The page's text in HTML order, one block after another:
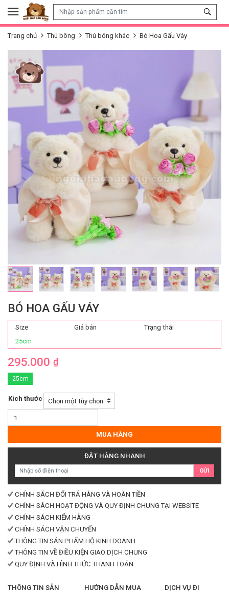
Skip to content
Trang chủ Thú bông Thú bông khác Bó Hoa Gấu Váy
BÓ HOA GẤU VÁY
Size Giá bán
Trạng thái
25cm
295.000 ₫
25cm
Kích thước
Bó
Hoa
Váy
lượng
MUA HÀNG
ĐẶT HÀNG NHANH
GỬI
CHÍNH SÁCH ĐỔI TRẢ HÀNG VÀ HOÀN TIỀN
CHÍNH SÁCH HOẠT ĐỘNG VÀ QUY ĐỊNH CHUNG TẠI WEBSITE
CHÍNH SÁCH KIỂM HÀNG
CHÍNH SÁCH VẬN CHUYỂN
THÔNG TIN SẢN PHẨM HỘ KINH DOANH
THÔNG TIN VỀ ĐIỀU KIỆN GIAO DỊCH CHUNG
QUY ĐỊNH VÀ HÌNH THỨC THANH TOÁN
THÔNG TIN SẢN
HƯỚNG DẪN MUA
DỊCH VỤ ĐI